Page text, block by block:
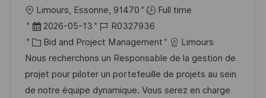
O
r
t
Limours, Essonne, 91470
Full time
D
a
t
u
m
2026-05-13
J
o
b
-
I
R0327936
K
a
t
e
Bid and Project Management
Limours
Nous recherchons un Responsable de la gestion de
projet pour piloter un portefeuille de projets au sein
de notre équipe dynamique. Vous serez en charge